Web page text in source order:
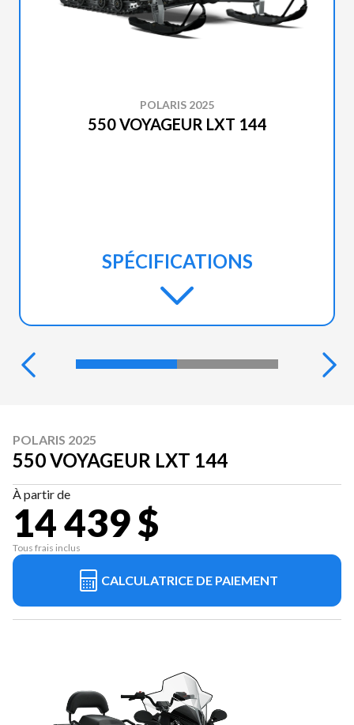
POLARIS 2025
550 VOYAGEUR LXT 144
SPÉCIFICATIONS
POLARIS 2025
550 VOYAGEUR LXT 144
À partir de
14 439 $
Tous frais inclus
CALCULATRICE DE PAIEMENT